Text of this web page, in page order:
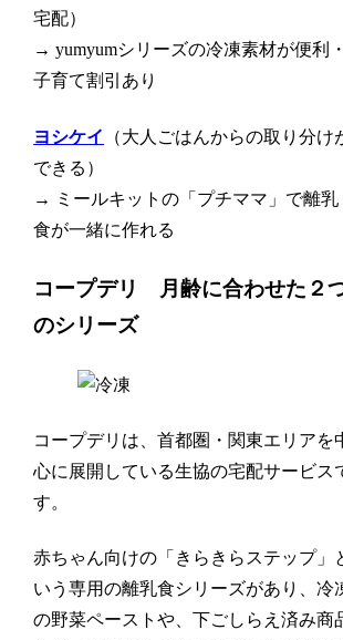
宅配）
→ yumyumシリーズの冷凍素材が便利・
子育て割引あり
ヨシケイ
（大人ごはんからの取り分け
できる）
→ ミールキットの「プチママ」で離乳
食が一緒に作れる
コープデリ 月齢に合わせた２
のシリーズ
コープデリは、首都圏・関東エリアを
心に展開している生協の宅配サービス
す。
赤ちゃん向けの 「きらきらステップ」
いう専用の離乳食シリーズがあり、冷
の野菜ペーストや、下ごしらえ済み商